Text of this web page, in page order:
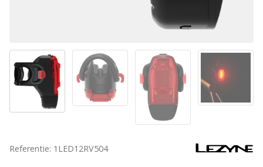
Referentie: 1LED12RV504